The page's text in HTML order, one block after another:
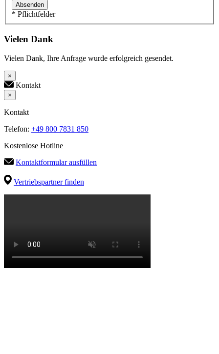
Absenden
* Pflichtfelder
Vielen Dank
Vielen Dank, Ihre Anfrage wurde erfolgreich gesendet.
×
Kontakt
×
Kontakt
Telefon: +49 800 7831 850
Kostenlose Hotline
Kontaktformular ausfüllen
Vertriebspartner finden